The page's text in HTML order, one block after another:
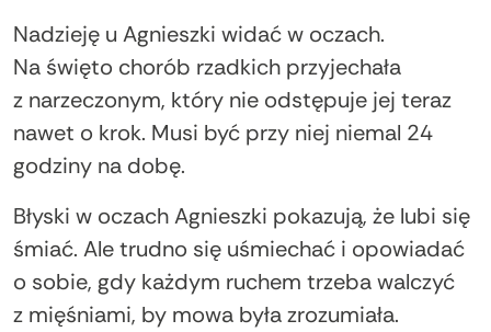
Nadzieję u Agnieszki widać w oczach.
Na święto chorób rzadkich przyjechała
z narzeczonym, który nie odstępuje jej teraz
nawet o krok. Musi być przy niej niemal 24
godziny na dobę.
Błyski w oczach Agnieszki pokazują, że lubi się
śmiać. Ale trudno się uśmiechać i opowiadać
o sobie, gdy każdym ruchem trzeba walczyć
z mięśniami, by mowa była zrozumiała.